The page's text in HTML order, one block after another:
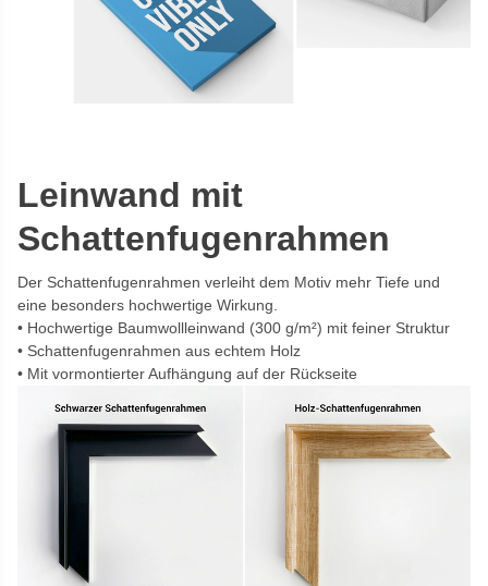
Leinwand mit
Schattenfugenrahmen
Der Schattenfugenrahmen verleiht dem Motiv mehr Tiefe und
eine besonders hochwertige Wirkung.
Hochwertige Baumwollleinwand (300 g/m²) mit feiner Struktur
Schattenfugenrahmen aus echtem Holz
Mit vormontierter Aufhängung auf der Rückseite